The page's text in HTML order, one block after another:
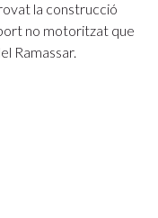
la construcció
no motoritzat que
Ramassar.